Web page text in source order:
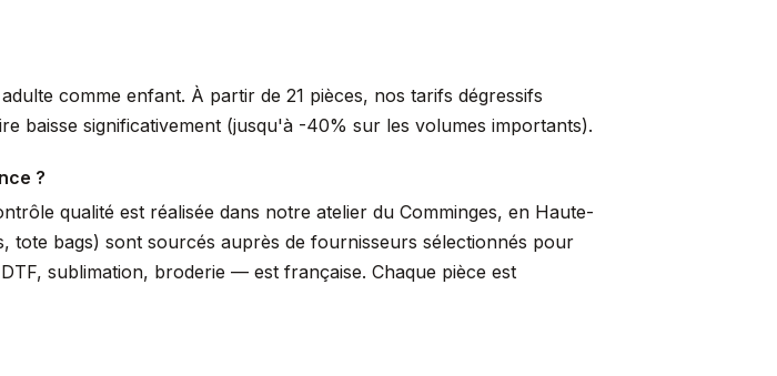
comme enfant. À partir de 21 pièces, nos tarifs dégressifs
baisse significativement (jusqu'à -40% sur les volumes importants).
?
qualité est réalisée dans notre atelier du Comminges, en Haute-
tote bags) sont sourcés auprès de fournisseurs sélectionnés pour
sublimation, broderie — est française. Chaque pièce est